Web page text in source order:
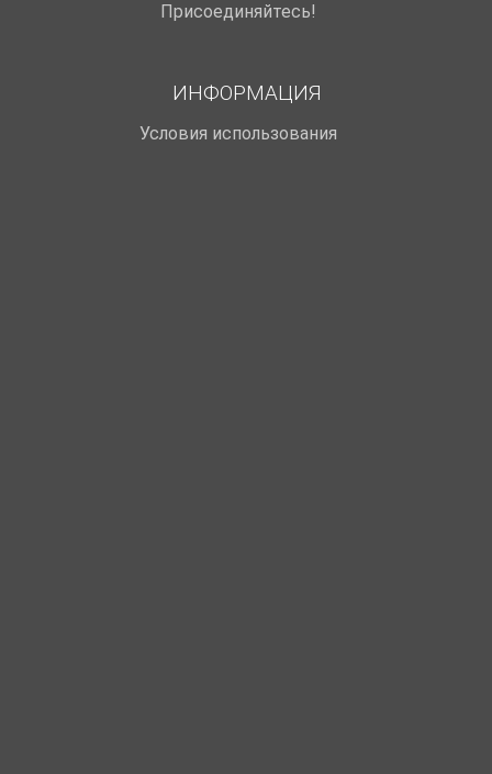
Присоединяйтесь!
ИНФОРМАЦИЯ
Условия использования